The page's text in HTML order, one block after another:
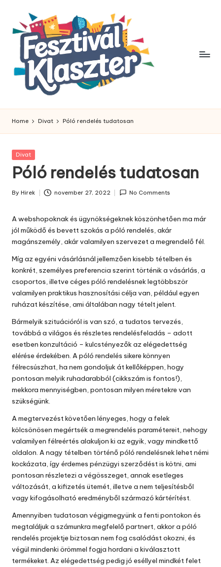
content
Home Divat Póló rendelés tudatosan
Posted
Divat
Póló rendelés tudatosan
Posted
By Hirek november 27, 2022 No Comments
A webshopoknak és ügynökségeknek köszönhetően ma már
jól működő és bevett szokás a póló rendelés, akár
magánszemély, akár valamilyen szervezet a megrendelő fél.
Míg az egyéni vásárlásnál jellemzően kisebb tételben és
konkrét, személyes preferencia szerint történik a vásárlás, a
csoportos, illetve céges póló rendelésnek legtöbbször
valamilyen praktikus hasznosítási célja van, például egyen
ruházat készítése, ami általában nagy tételt jelent.
Bármelyik szituációról is van szó, a tudatos tervezés,
továbbá a világos és részletes rendelésfeladás – adott
esetben konzultáció – kulcstényezők az elégedettség
elérése érdekében. A póló rendelés sikere könnyen
félrecsúszhat, ha nem gondoljuk át kellőképpen, hogy
pontosan melyik ruhadarabból (cikkszám is fontos!),
mekkora mennyiségben, pontosan milyen méretekre van
szükségünk.
A megtervezést követően lényeges, hogy a felek
kölcsönösen megértsék a megrendelés paramétereit, nehogy
valamilyen félreértés alakuljon ki az egyik, vagy mindkettő
oldalon. A nagy tételben történő póló rendelésnek lehet némi
kockázata, így érdemes pénzügyi szerződést is kötni, ami
pontosan részletezi a végösszeget, annak esetleges
változását, a kifizetés ütemét, illetve a nem teljesítésből
vagy kifogásolható eredményből származó kártérítést.
Amennyiben tudatosan végigmegyünk a fenti pontokon és
megtaláljuk a számunkra megfelelő partnert, akkor a póló
rendelés projektje biztosan nem fog csalódást okozni, és
végül mindenki örömmel fogja hordani a kiválasztott
termékeket. Az elégedettség pedig jó eséllyel mindkét felet